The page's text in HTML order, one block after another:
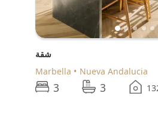
شقة
Marbella
Nueva Andalucia
3 3